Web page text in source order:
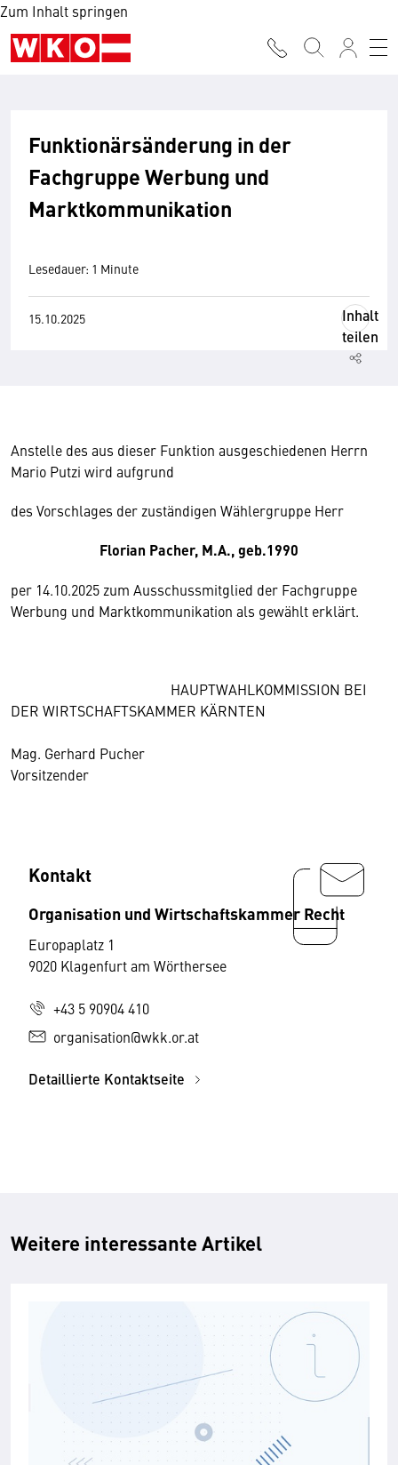
Zum Inhalt springen
Funktionärsänderung in der
Fachgruppe Werbung und
Marktkommunikation
Lesedauer: 1 Minute
15.10.2025
Inhalt
teilen
Anstelle des aus dieser Funktion ausgeschiedenen Herrn
Mario Putzi wird aufgrund
des Vorschlages der zuständigen Wählergruppe Herr
Florian Pacher, M.A., geb.1990
per 14.10.2025 zum Ausschussmitglied der Fachgruppe
Werbung und Marktkommunikation als gewählt erklärt.
HAUPTWAHLKOMMISSION BEI
DER WIRTSCHAFTSKAMMER KÄRNTEN
Mag. Gerhard Pucher
Vorsitzender
Kontakt
Organisation und Wirtschaftskammer Recht
Europaplatz 1
9020 Klagenfurt am Wörthersee
+43 5 90904 410
organisation@wkk.or.at
Detaillierte Kontaktseite
Weitere interessante Artikel